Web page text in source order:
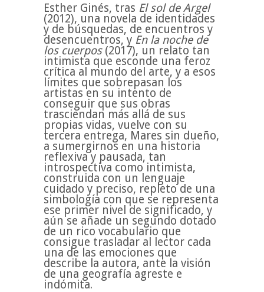
Esther Ginés, tras El sol de Argel
(2012), una novela de identidades
y de búsquedas, de encuentros y
desencuentros, y En la noche de
los cuerpos(2017), un relato tan
intimista que esconde una feroz
crítica al mundo del arte, y a esos
límites que sobrepasan los
artistas en su intento de
conseguir que sus obras
trasciendan más allá de sus
propias vidas, vuelve con su
tercera entrega, Mares sin dueño,
a sumergirnos en una historia
reflexiva y pausada, tan
introspectiva como intimista,
construida con un lenguaje
cuidado y preciso, repleto de una
simbología con que se representa
ese primer nivel de significado, y
aún se añade un segundo dotado
de un rico vocabulario que
consigue trasladar al lector cada
una de las emociones que
describe la autora, ante la visión
de una geografía agreste e
indómita.